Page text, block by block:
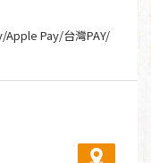
Pay/台灣PAY/